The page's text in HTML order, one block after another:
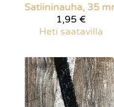
Satiininauha, 35
1,95 €
Heti saatavilla